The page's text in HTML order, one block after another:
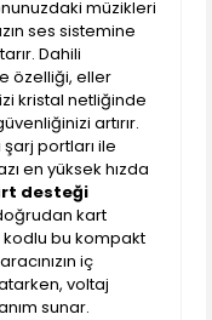
müzikleri
ses sistemine
Dahili
özelliği, eller
kristal netliğinde
artırır.
şarj portları ile
en yüksek hızda
desteği
kart
kodlu bu kompakt
iç
voltaj
sunar.